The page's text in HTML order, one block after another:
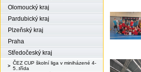
Olomoucký kraj
Pardubický kraj
Plzeňský kraj
Praha
Středočeský kraj
ČEZ CUP školní liga v miniházené 4-
5..třída